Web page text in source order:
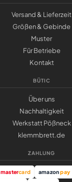
Versand & Lieferzeit
Größen & Gebinde
Muster
Für Betriebe
Kontakt
BÜTIC
Über uns
Nachhaltigkeit
Werkstatt Pößneck
klemmbrett.de
ZAHLUNG
mastercard amazonpay